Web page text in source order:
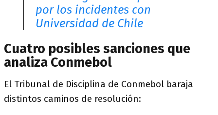
por los incidentes con
Universidad de Chile
Cuatro posibles sanciones que
analiza Conmebol
El Tribunal de Disciplina de Conmebol baraja
distintos caminos de resolución: